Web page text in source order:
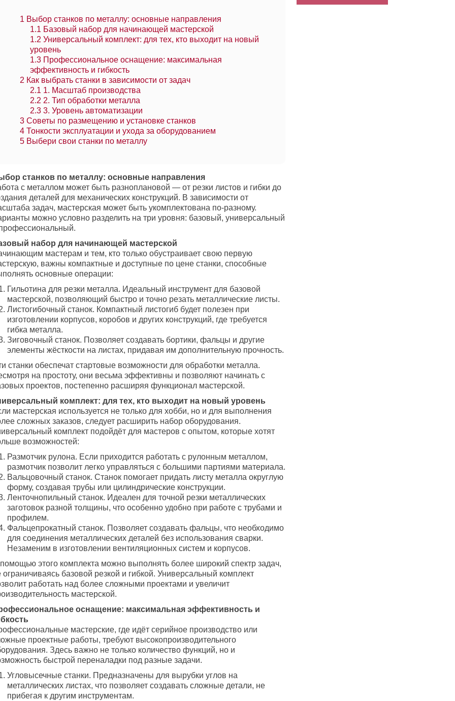
1 Выбор станков по металлу: основные направления
1.1 Базовый набор для начинающей мастерской
1.2 Универсальный комплект: для тех, кто выходит на новый
уровень
1.3 Профессиональное оснащение: максимальная
эффективность и гибкость
2 Как выбрать станки в зависимости от задач
2.1 1. Масштаб производства
2.2 2. Тип обработки металла
2.3 3. Уровень автоматизации
3 Советы по размещению и установке станков
4 Тонкости эксплуатации и ухода за оборудованием
5 Выбери свои станки по металлу
станков по металлу: основные направления
с металлом может быть разноплановой — от резки листов и гибки до
деталей для механических конструкций. В зависимости от
задач, мастерская может быть укомплектована по-разному.
можно условно разделить на три уровня: базовый, универсальный
набор для начинающей мастерской
мастерам и тем, кто только обустраивает свою первую
важны компактные и доступные по цене станки, способные
основные операции:
Гильотина для резки металла. Идеальный инструмент для базовой
мастерской, позволяющий быстро и точно резать металлические листы.
Листогибочный станок. Компактный листогиб будет полезен при
изготовлении корпусов, коробов и других конструкций, где требуется
гибка металла.
Зиговочный станок. Позволяет создавать бортики, фальцы и другие
элементы жёсткости на листах, придавая им дополнительную прочность.
станки обеспечат стартовые возможности для обработки металла.
на простоту, они весьма эффективны и позволяют начинать с
проектов, постепенно расширяя функционал мастерской.
комплект: для тех, кто выходит на новый уровень
мастерская используется не только для хобби, но и для выполнения
сложных заказов, следует расширить набор оборудования.
комплект подойдёт для мастеров с опытом, которые хотят
возможностей:
Размотчик рулона. Если приходится работать с рулонным металлом,
размотчик позволит легко управляться с большими партиями материала.
Вальцовочный станок. Станок помогает придать листу металла округлую
форму, создавая трубы или цилиндрические конструкции.
Ленточнопильный станок. Идеален для точной резки металлических
заготовок разной толщины, что особенно удобно при работе с трубами и
профилем.
Фальцепрокатный станок. Позволяет создавать фальцы, что необходимо
для соединения металлических деталей без использования сварки.
Незаменим в изготовлении вентиляционных систем и корпусов.
этого комплекта можно выполнять более широкий спектр задач,
ограничиваясь базовой резкой и гибкой. Универсальный комплект
работать над более сложными проектами и увеличит
мастерской.
оснащение: максимальная эффективность и
мастерские, где идёт серийное производство или
проектные работы, требуют высокопроизводительного
Здесь важно не только количество функций, но и
быстрой переналадки под разные задачи.
Угловысечные станки. Предназначены для вырубки углов на
металлических листах, что позволяет создавать сложные детали, не
прибегая к другим инструментам.